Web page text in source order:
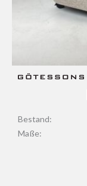
Bestand:
Maße: